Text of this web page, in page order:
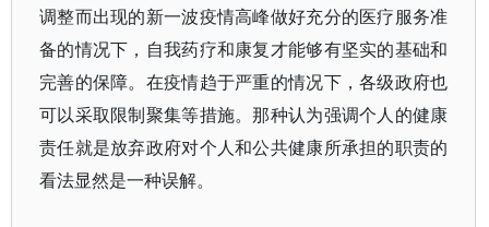
调整而出现的新一波疫情高峰做好充分的医疗服务准
备的情况下，自我药疗和康复才能够有坚实的基础和
完善的保障。在疫情趋于严重的情况下，各级政府也
可以采取限制聚集等措施。那种认为强调个人的健康
责任就是放弃政府对个人和公共健康所承担的职责的
看法显然是一种误解。